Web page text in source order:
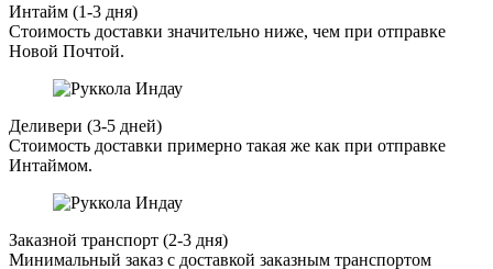
Интайм (1-3 дня)
Стоимость доставки значительно ниже, чем при отправке
Новой Почтой.
Деливери (3-5 дней)
Стоимость доставки примерно такая же как при отправке
Интаймом.
Заказной транспорт (2-3 дня)
Минимальный заказ с доставкой заказным транспортом